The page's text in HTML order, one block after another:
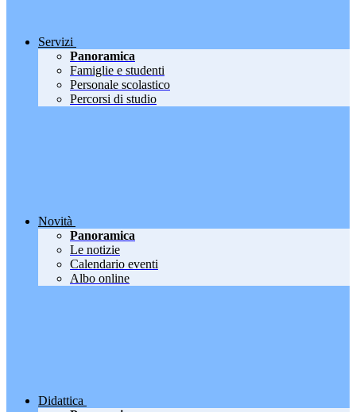
Servizi
Panoramica
Famiglie e studenti
Personale scolastico
Percorsi di studio
Novità
Panoramica
Le notizie
Calendario eventi
Albo online
Didattica